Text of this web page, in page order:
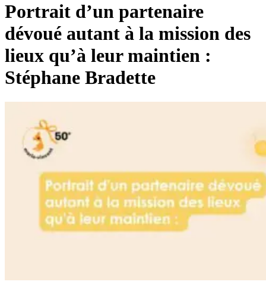
Portrait d’un partenaire
dévoué autant à la mission des
lieux qu’à leur maintien :
Stéphane Bradette